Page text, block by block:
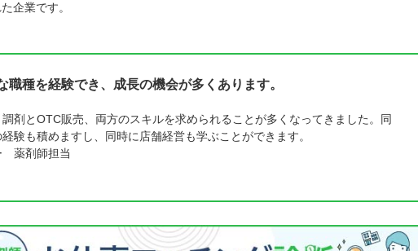
企業です。
種を経験でき、成長の機会が多くあります。
剤とOTC販売、両方のスキルを求められることが多くなってきました。同
験も積めますし、同時に店舗経営も学ぶことができます。
薬剤師担当